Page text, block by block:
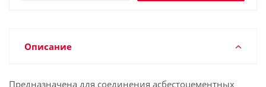
Описание
Предназначена для соединения асбестоцементных